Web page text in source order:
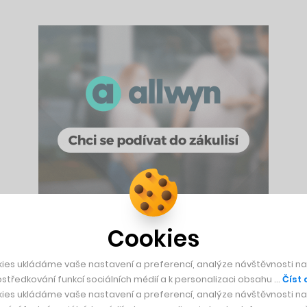
struktury PPF a pokračovat ve svém podnikání mimo
dohodly, že hodnotu ani formu transakce nebudou
40 miliard korun.
Cookies
ukládáme vaše nastavení a preferencí, analýze návštěvnosti
funkcí sociálních médií a k personalizaci obsahu … Číst
ukládáme vaše nastavení a preferencí, analýze návštěvnosti